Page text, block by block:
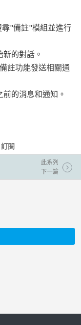
尋"備註"模組並進行
的對話。
註功能發送相關通
的消息和通知。
訂閱
此系列
下一篇